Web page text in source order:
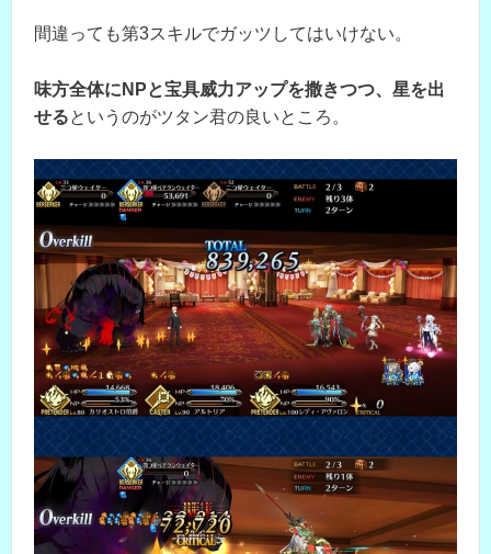
間違っても第3スキルでガッツしてはいけない。
味方全体にNPと宝具威力アップを撒きつつ、星を出
せるというのがツタン君の良いところ。